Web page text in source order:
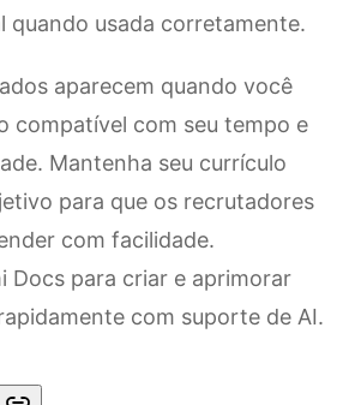
quando usada corretamente.
aparecem quando você
compatível com seu tempo e
Mantenha seu currículo
para que os recrutadores
com facilidade.
Docs para criar e aprimorar
com suporte de AI.